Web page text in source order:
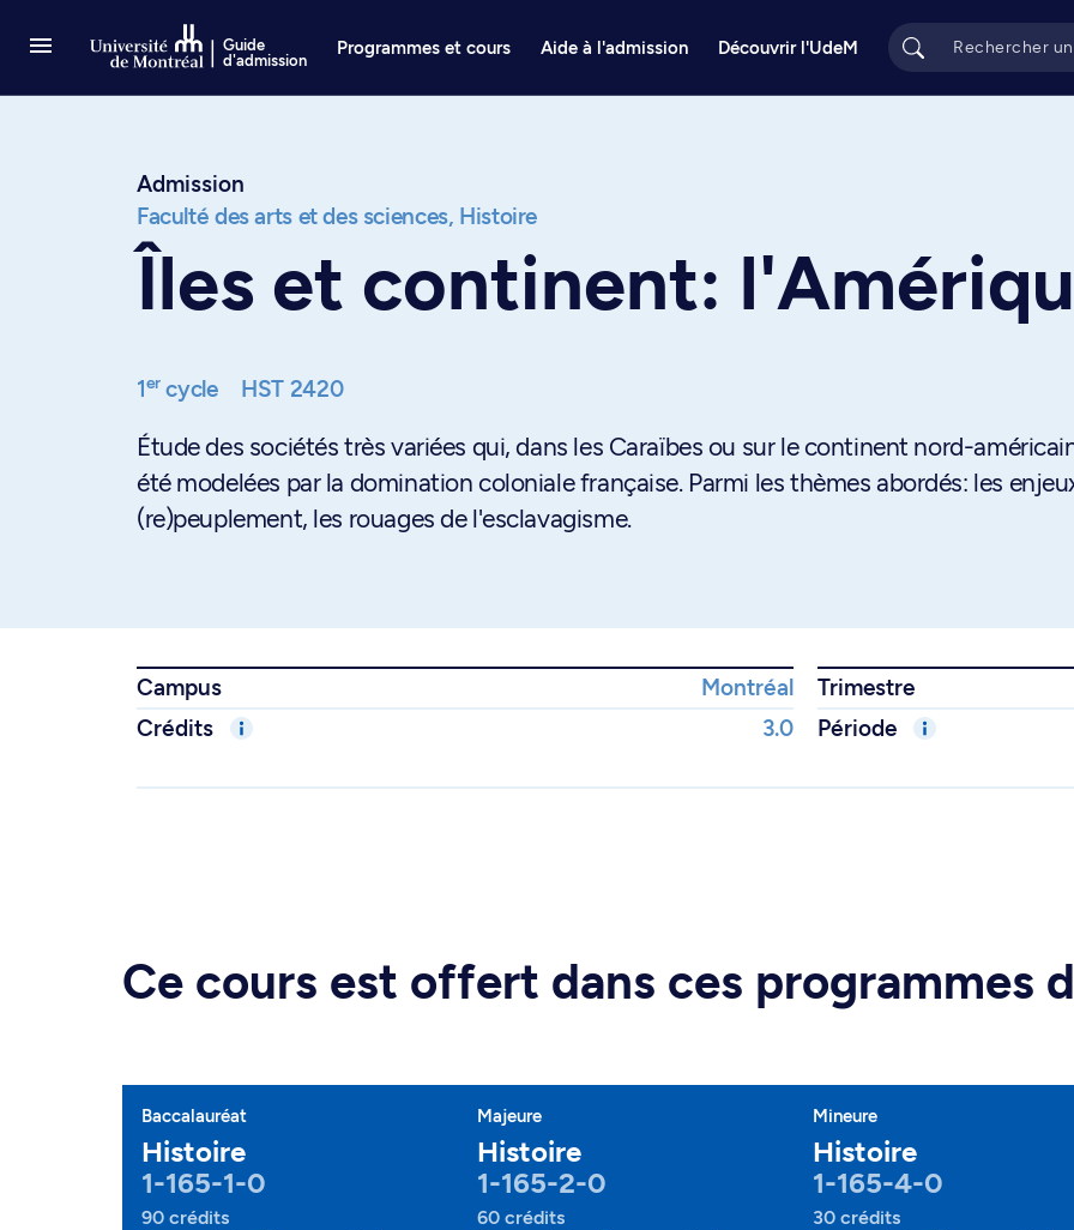
Guide
d'admission
Programmes et cours Aide à l'admission Découvrir l'UdeM
Admission
Faculté des arts et des sciences, Histoire
Îles et continent:
1ercycle HST 2420
Étude des sociétés très variées qui, dans les Caraïbes ou sur le continent nord-
été modelées par la domination coloniale française. Parmi les thèmes abordés: les
(re)peuplement, les rouages de l'esclavagisme.
Campus Montréal
Trimestre
Crédits
3.0 Période
Ce cours est offert dans ces programmes
Baccalauréat
Histoire
1-165-1-0
90 crédits
Majeure
Histoire
1-165-2-0
60 crédits
Mineure
Histoire
1-165-4-0
30 crédits